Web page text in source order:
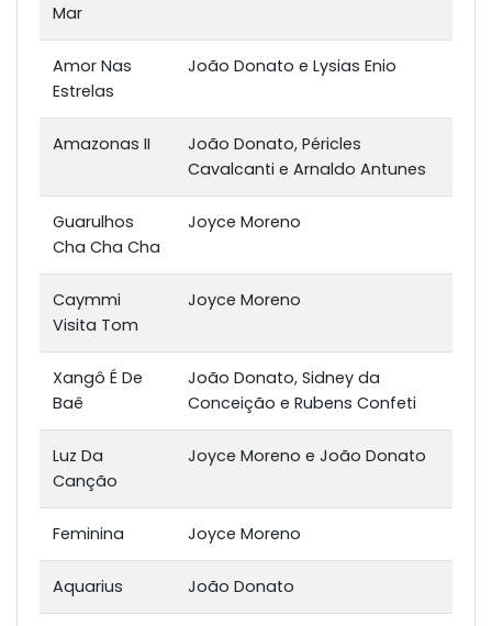
Mar
Amor Nas
Estrelas
João Donato e Lysias Enio
Amazonas II
João Donato, Péricles
Cavalcanti e Arnaldo Antunes
Guarulhos
Cha Cha Cha
Joyce Moreno
Caymmi
Visita Tom
Joyce Moreno
Xangô É De
Baê
João Donato, Sidney da
Conceição e Rubens Confeti
Luz Da
Canção
Joyce Moreno e João Donato
Feminina Joyce Moreno
Aquarius João Donato